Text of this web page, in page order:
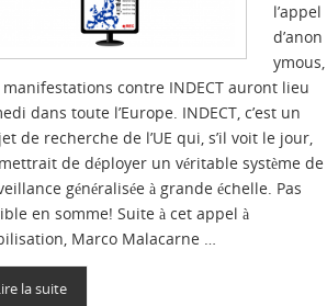
l’appel
d’anon
ymous,
contre INDECT auront lieu
dans toute l’Europe. INDECT, c’est un
de recherche de l’UE qui, s’il voit le jour,
de déployer un véritable système de
généralisée à grande échelle. Pas
en somme! Suite à cet appel à
Marco Malacarne …
la suite